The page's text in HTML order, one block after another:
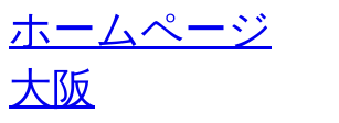
ホームページ
大阪